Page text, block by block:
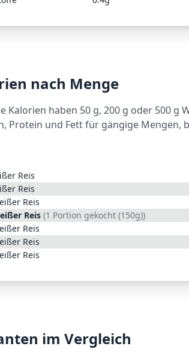
nach Menge
Kalorien haben 50 g, 200 g oder 500 g
Protein und Fett für gängige Mengen,
Reis
Reis
Reis
Reis (1 Portion gekocht (150g))
Reis
Reis
Reis
im Vergleich